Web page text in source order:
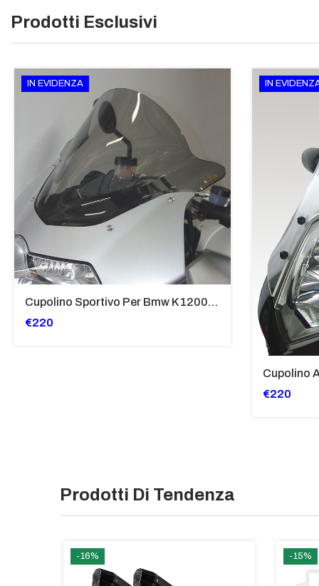
Prodotti Esclusivi
IN EVIDENZA
Cupolino Sportivo Per Bmw K 1200 R Sport 2005-07 TRASPARENTE - Sc967-T
€220
IN
€220
Prodotti Di Tendenza
-16% -15%